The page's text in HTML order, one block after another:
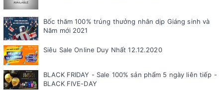
Bốc thăm 100% trúng thưởng nhân dịp Giáng sinh và
Năm mới 2021
Siêu Sale Online Duy Nhất 12.12.2020
BLACK FRIDAY - Sale 100% sản phẩm 5 ngày liên tiếp -
BLACK FIVE-DAY